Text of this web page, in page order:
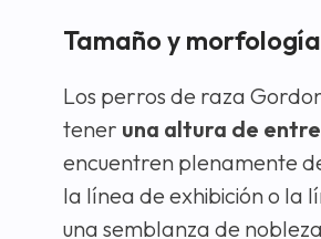
Tamaño y morfología
Los perros de raza
tener una altura de entre
encuentren plenamente
la línea de exhibición o la
una semblanza de